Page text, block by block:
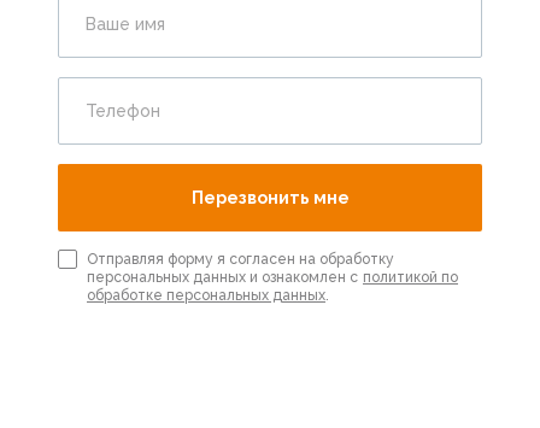
Ваше имя
Телефон
Перезвонить мне
Отправляя форму я согласен на обработку
персональных данных и ознакомлен с политикой по
обработке персональных данных.